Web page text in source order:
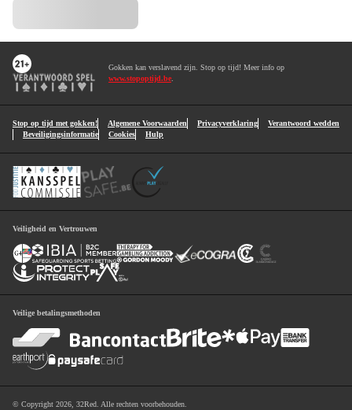
Gokken kan verslavend zijn. Stop op tijd! Meer info op
www.stopoptijd.be.
Stop op tijd met gokken! Algemene Voorwaarden Privacyverklaring
Verantwoord wedden
Beveiligingsinformatie
Cookies Hulp
Veiligheid en Vertrouwen
Veilige betalingsmethoden
© Copyright 2026, 32Red. Alle rechten voorbehouden.